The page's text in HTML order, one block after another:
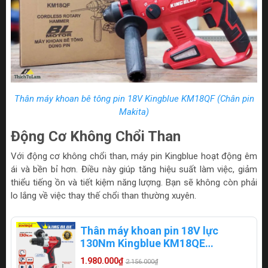
Thân máy khoan bê tông pin 18V Kingblue KM18QF (Chân pin
Makita)
Động Cơ Không Chổi Than
Với động cơ không chổi than, máy pin Kingblue hoạt động êm
ái và bền bỉ hơn. Điều này giúp tăng hiệu suất làm việc, giảm
thiểu tiếng ồn và tiết kiệm năng lượng. Bạn sẽ không còn phải
lo lắng về việc thay thế chổi than thường xuyên.
Thân máy khoan pin 18V lực
130Nm Kingblue KM18QE
chuyên rút lõi (Chân Makita)
1.980.000₫ 2.156.000₫